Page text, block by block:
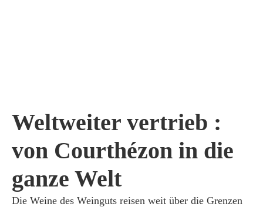
Weltweiter vertrieb :
von Courthézon in die
ganze Welt
Die Weine des Weinguts reisen weit über die Grenzen